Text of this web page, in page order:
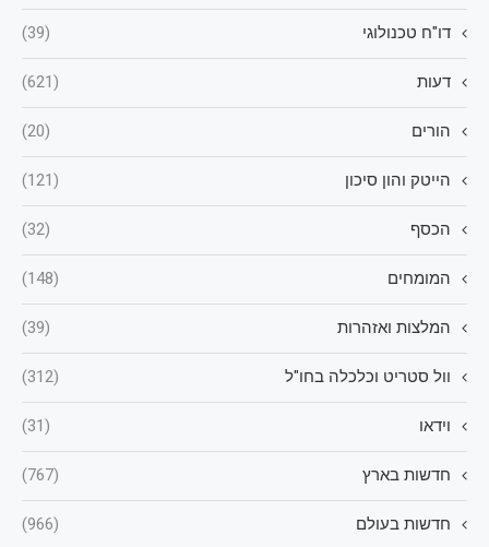
דו"ח טכנולוגי (39)
דעות (621)
הורים (20)
הייטק והון סיכון (121)
הכסף (32)
המומחים (148)
המלצות ואזהרות (39)
וול סטריט וכלכלה בחו"ל (312)
וידאו (31)
חדשות בארץ (767)
חדשות בעולם (966)